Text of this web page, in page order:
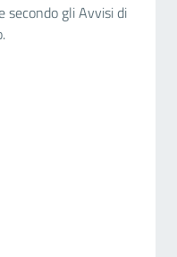
secondo gli Avvisi di